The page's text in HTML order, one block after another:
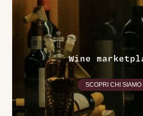
Wine
SCOPRI CHI SIAMO